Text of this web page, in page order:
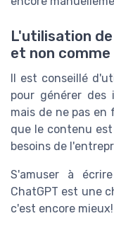
L'utilisation
et non
Il est conseillé
pour générer des
mais de ne pas
que le contenu
besoins de
S'amuser à
ChatGPT est une
c'est encore mieux!